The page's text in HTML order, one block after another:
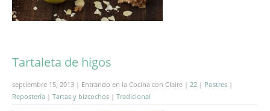
Tartaleta de higos
septiembre 15, 2013 | Entrando en la Cocina con Claire | 22 | Postres |
Repostería | Tartas y bizcochos | Tradicional